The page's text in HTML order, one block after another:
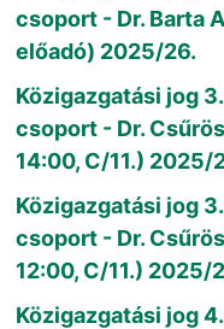
csoport - Dr. Barta
előadó) 2025/26.
Közigazgatási jog
csoport - Dr.
14:00, C/11.) 2025/
Közigazgatási jog
csoport - Dr.
12:00, C/11.) 2025/
Közigazgatási jog